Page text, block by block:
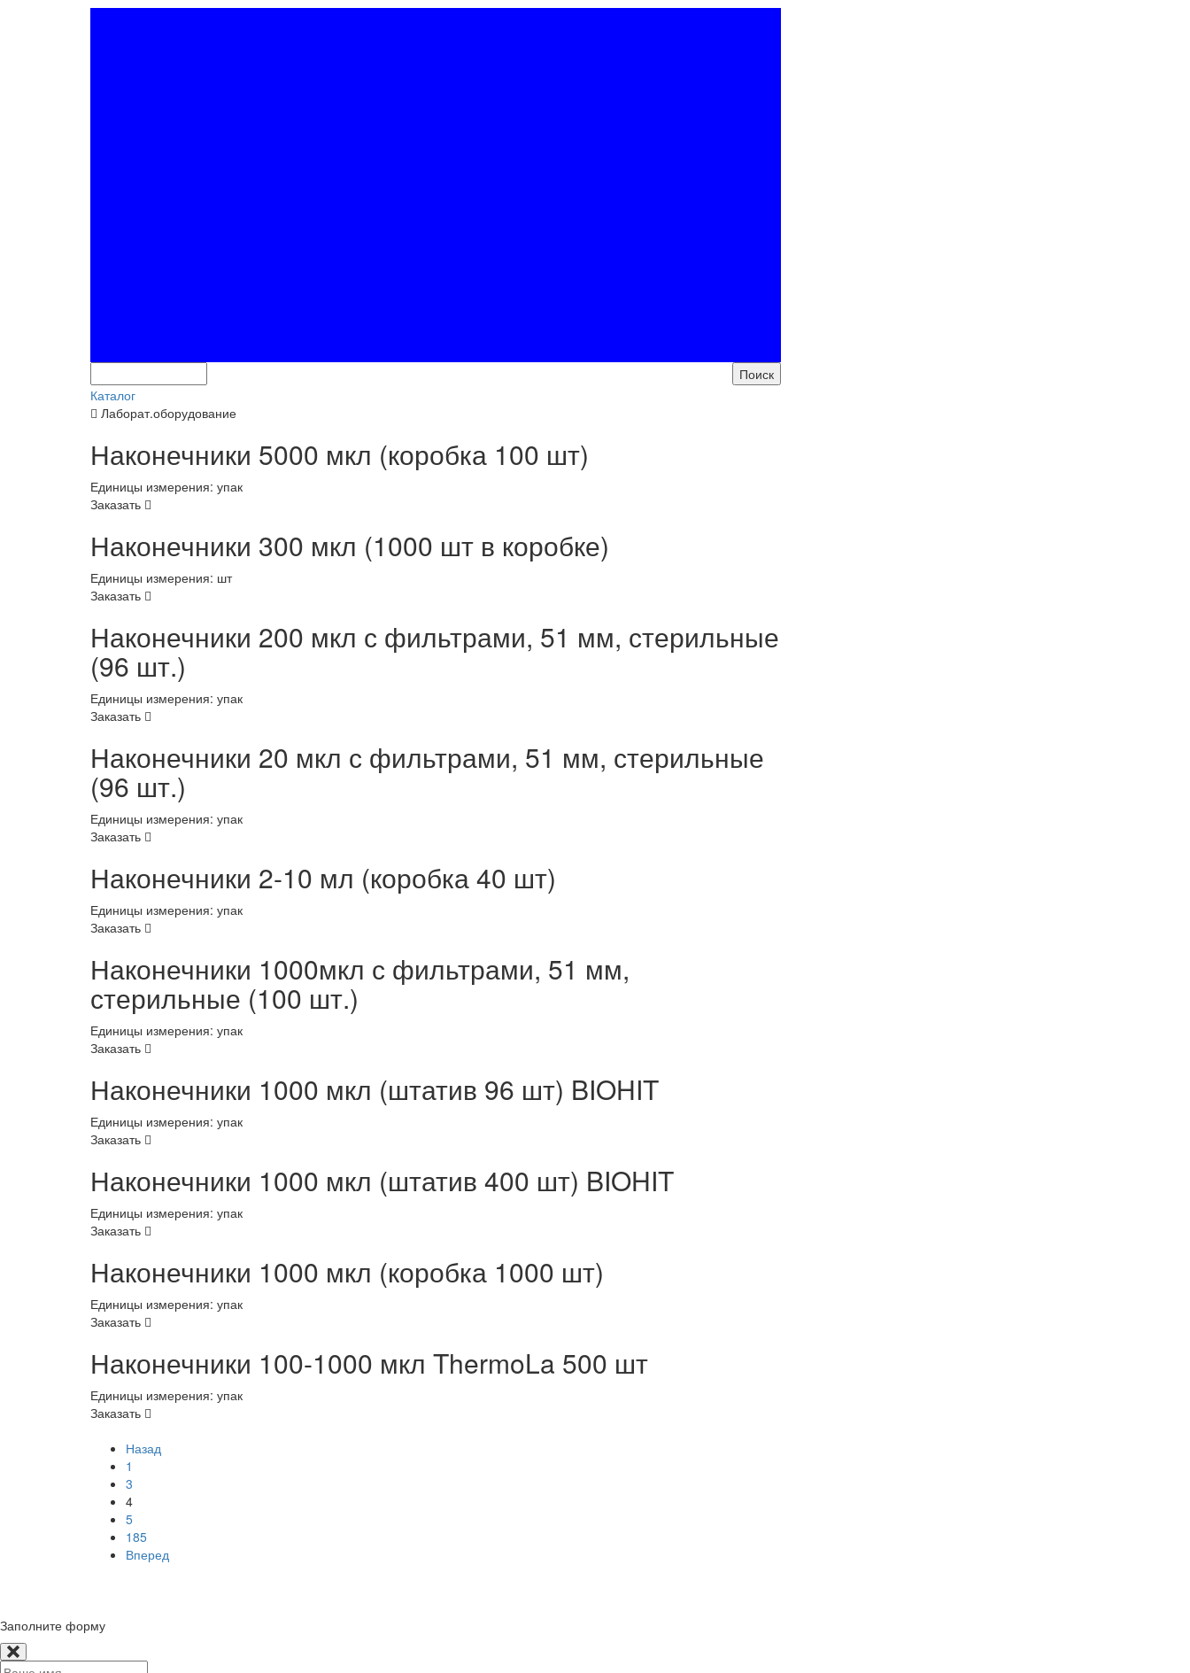
Каталог
Лаборат.оборудование
Наконечники 5000 мкл (коробка 100 шт)
Единицы измерения: упак
Заказать
Наконечники 300 мкл (1000 шт в коробке)
Единицы измерения: шт
Заказать
Наконечники 200 мкл с фильтрами, 51 мм, стерильные
(96 шт.)
Единицы измерения: упак
Заказать
Наконечники 20 мкл с фильтрами, 51 мм, стерильные
(96 шт.)
Единицы измерения: упак
Заказать
Наконечники 2-10 мл (коробка 40 шт)
Единицы измерения: упак
Заказать
Наконечники 1000мкл с фильтрами, 51 мм,
стерильные (100 шт.)
Единицы измерения: упак
Заказать
Наконечники 1000 мкл (штатив 96 шт) BIOHIT
Единицы измерения: упак
Заказать
Наконечники 1000 мкл (штатив 400 шт) BIOHIT
Единицы измерения: упак
Заказать
Наконечники 1000 мкл (коробка 1000 шт)
Единицы измерения: упак
Заказать
Наконечники 100-1000 мкл ThermoLa 500 шт
Единицы измерения: упак
Заказать
Назад
1
3
4
5
185
Вперед
Заполните форму